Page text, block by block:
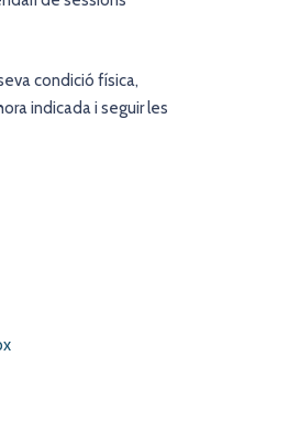
condició física,
indicada i seguir les